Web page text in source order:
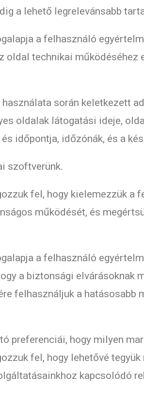
a lehető legrelevánsabb
a felhasználó
oldal technikai működéséhez
során keletkezett
oldalak látogatási ideje,
időpontja, időzónák, és a
szoftverünk.
fel, hogy kielemezzük a
működését, és
a felhasználó
a biztonsági elvárásoknak
felhasználjuk a hatásosabb
preferenciái, hogy milyen
fel, hogy lehetővé
kapcsolódó